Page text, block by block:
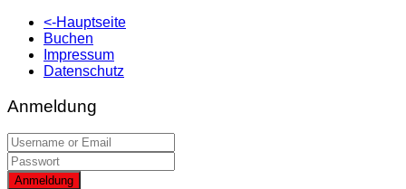
<-Hauptseite
Buchen
Impressum
Datenschutz
Anmeldung
Anmeldung